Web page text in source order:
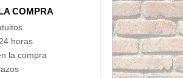
COMPRA
horas
la compra